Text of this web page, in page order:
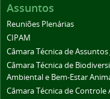
Assuntos
Reuniões Plenárias
CIPAM
Câmara Técnica de Assuntos
Câmara Técnica de
Ambiental e Bem-Estar
Câmara Técnica de